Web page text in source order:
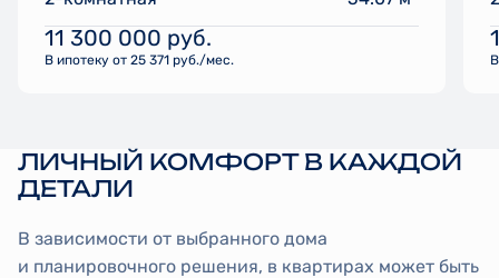
11 300 000 руб.
В ипотеку от 25 371 руб./мес.
ЛИЧНЫЙ КОМФОРТ В КАЖДОЙ
ДЕТАЛИ
В зависимости от выбранного дома
и планировочного решения, в квартирах может быть